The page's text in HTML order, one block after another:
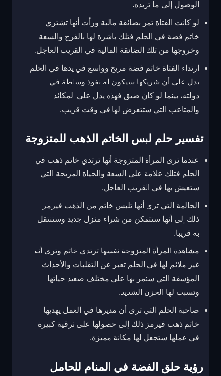
الوصول إلى ما تريده.
لو كانت الفتاة تمر بضائقة مالية ورأت أنها تشتري
خاتم فضة في الحلم فتلك باشرة لها بالفرج والسعة
وخروجها من تلك الضائقة المالية في القريب العاجل.
ارتداء الفتاة خاتم فضة مريح وواسع في يدها في الحلم
يدل على أن شريكها سيكون له نفوذ وسلطة في
دولته، بينما لو كان ضيق فهذه يدل على المكائد
والمتاعب التي ستتعرض لها في وقت قريب.
تفسير حلم لبس الخاتم الذهب للمتزوجة
عندما ترى المرأة المتزوجة أنها ترتدي خاتم ذهب في
الحلم فتلك علامة على السعة والحياة المريحة التي
ستعيش بها في القريب العاجل.
الحالمة التي ترى أنها تلبس خاتم من الذهب فيرمز
ذلك إلى أنها ستتمكن من شراء منزل جديد وستنتقل
به قريبا.
مشاهدة المرأة المتزوجة نفسها ترتدي خاتم وترى أنه
غير ملائم لها في الحلم تعبر عن التقلبات والأحداث
المؤسفة التي ستمر بها على مختلف صعيد حياتها
وتسبب لها الحزن الشديد.
صاحبة الحلم التي ترى أن مديرها في العمل يهديها
خاتم ذهب فيرمز ذلك إلى حصولها على ترقية كبيرة
في عملها ستجعل لها مكانة مميزة.
رؤية حلق الفضة في المنام للحامل